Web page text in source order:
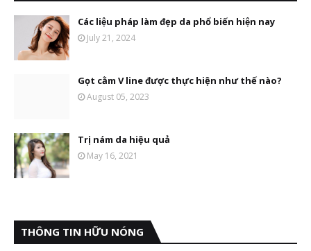
Các liệu pháp làm đẹp da phổ biến hiện nay
July 21, 2024
Gọt cằm V line được thực hiện như thế nào?
August 05, 2023
Trị nám da hiệu quả
May 16, 2021
THÔNG TIN HỮU NÓNG